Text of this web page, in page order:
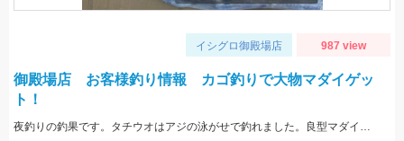
イシグロ御殿場店 987 view
御殿場店 お客様釣り情報 カゴ釣りで大物マダイゲッ
ト！
夜釣りの釣果です。タチウオはアジの泳がせで釣れました。良型マダイおめでとうございます。